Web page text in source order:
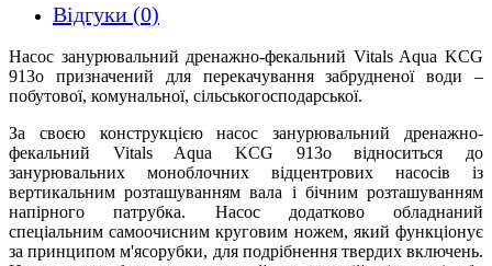
Відгуки (0)
Насос занурювальний дренажно-фекальний Vitals Aqua KCG
913o призначений для перекачування забрудненої води –
побутової, комунальної, сільськогосподарської.
За своєю конструкцією насос занурювальний дренажно-
фекальний Vitals Aqua KCG 913o відноситься до
занурювальних моноблочних відцентрових насосів із
вертикальним розташуванням вала і бічним розташуванням
напірного патрубка. Насос додатково обладнаний
спеціальним самоочисним круговим ножем, який функціонує
за принципом м'ясорубки, для подрібнення твердих включень.